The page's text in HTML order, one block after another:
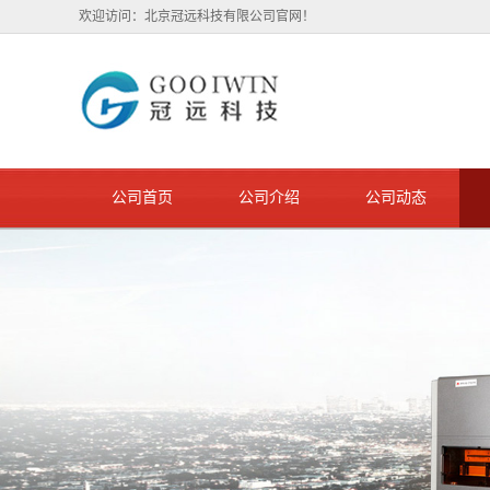
欢迎访问：北京冠远科技有限公司官网！
公司首页 公司介绍 公司动态